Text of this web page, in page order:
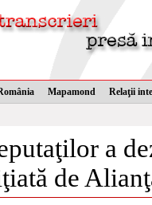
Mapamond Relaţii
a
de